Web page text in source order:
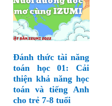
Đánh thức tài năng
toán học 01: Cải
thiện khả năng học
toán và tiếng Anh
cho trẻ 7-8 tuổi